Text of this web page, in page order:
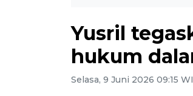
Yusril
hukum
Selasa, 9 Juni 2026 09:15